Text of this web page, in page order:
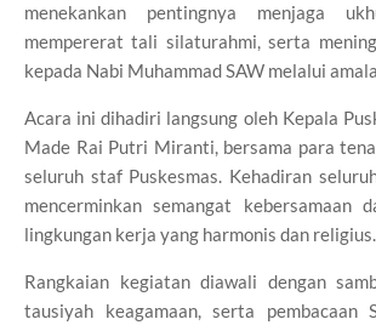
menekankan pentingnya menjaga
mempererat tali silaturahmi, serta
kepada Nabi Muhammad SAW melalui
Acara ini dihadiri langsung oleh Kepala
Made Rai Putri Miranti, bersama para
seluruh staf Puskesmas. Kehadiran
mencerminkan semangat kebersamaan
lingkungan kerja yang harmonis dan religius.
Rangkaian kegiatan diawali dengan
tausiyah keagamaan, serta pembacaan